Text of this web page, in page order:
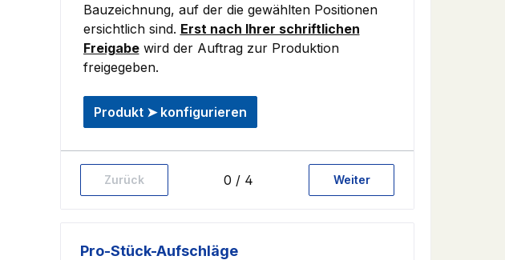
Bauzeichnung, auf der die gewählten Positionen
ersichtlich sind. Erst nach Ihrer schriftlichen
Freigabewird der Auftrag zur Produktion
freigegeben.
Produkt ➤ konfigurieren
Zurück 0 / 4 Weiter
Pro-Stück-Aufschläge